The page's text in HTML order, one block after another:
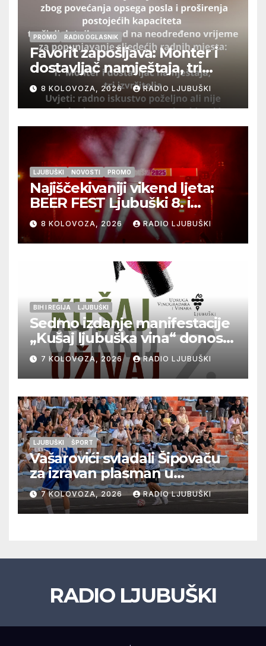
PROMO RADIO OGLASNIK
Favorit zapošljava: Monter i
dostavljač namještaja, tri
izvršitelja
8 KOLOVOZA, 2026 RADIO LJUBUŠKI
LJUBUŠKI NOVOSTI PROMO
Najiščekivaniji vikend ljeta:
BEER FEST Ljubuški 8. i
9.kolovoza
8 KOLOVOZA, 2026 RADIO LJUBUŠKI
BIH I REGIJA LJUBUŠKI
Sedmo izdanje manifestacije
„Kušaj ljubuška vina“ donosi
vrhunska vina, gastronomiju i
glazbu
7 KOLOVOZA, 2026 RADIO LJUBUŠKI
LJUBUŠKI ŠPORT
Vašarovići svladali Šipovaču
za izravan plasman u
četvrtfinale, Grab izborio
prolazak dalje, Klobuk ispao,
večeras počinje četvrtfinale
7 KOLOVOZA, 2026 RADIO LJUBUŠKI
RADIO LJUBUŠKI